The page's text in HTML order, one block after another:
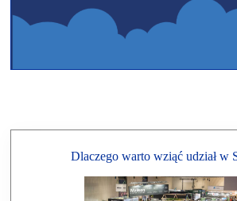
Dlaczego warto wziąć udział w